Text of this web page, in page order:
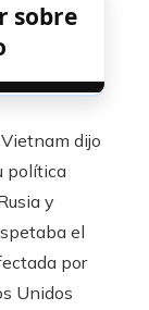
sobre
dijo
política
y
el
por
Unidos